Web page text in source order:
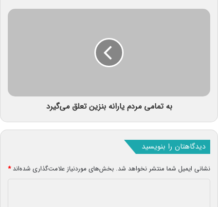
به تمامی مردم یارانه بنزین تعلق می‌گیرد
دیدگاهتان را بنویسید
نشانی ایمیل شما منتشر نخواهد شد. بخش‌های موردنیاز علامت‌گذاری شده‌اند*